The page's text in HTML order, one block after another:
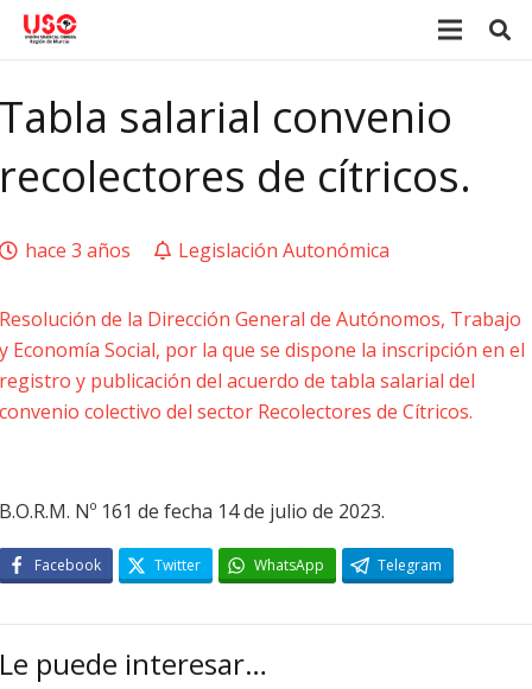
Tabla salarial convenio
recolectores de cítricos.
hace 3 años Legislación Autonómica
Resolución de la Dirección General de Autónomos, Trabajo
y Economía Social, por la que se dispone la inscripción en el
registro y publicación del acuerdo de tabla salarial del
convenio colectivo del sector Recolectores de Cítricos.
B.O.R.M. Nº 161 de fecha 14 de julio de 2023.
Facebook Twitter WhatsApp Telegram
Le puede interesar…